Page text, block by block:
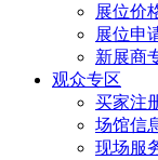
展位价
展位申
新展商
观众专区
买家注
场馆信
现场服